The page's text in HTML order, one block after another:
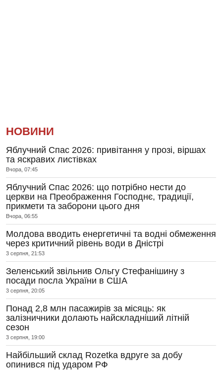
НОВИНИ
Яблучний Спас 2026: привітання у прозі, віршах
та яскравих листівках
Вчора, 07:45
Яблучний Спас 2026: що потрібно нести до
церкви на Преображення Господнє, традиції,
прикмети та заборони цього дня
Вчора, 06:55
Молдова вводить енергетичні та водні обмеження
через критичний рівень води в Дністрі
3 серпня, 21:53
Зеленський звільнив Ольгу Стефанішину з
посади посла України в США
3 серпня, 20:05
Понад 2,8 млн пасажирів за місяць: як
залізничники долають найскладніший літній
сезон
3 серпня, 19:00
Найбільший склад Rozetka вдруге за добу
опинився під ударом РФ